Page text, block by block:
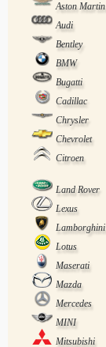
Aston Martin
Audi
Bentley
BMW
Bugatti
Cadillac
Chrysler
Chevrolet
Citroen
Land Rover
Lexus
Lamborghini
Lotus
Maserati
Mazda
Mercedes
MINI
Mitsubishi